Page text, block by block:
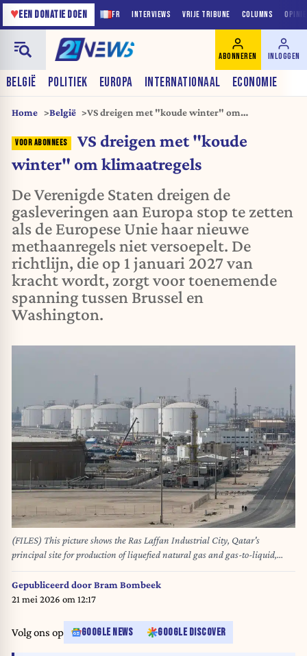
FR INTERVIEWS VRIJE TRIBUNE COLUMNS
♥EEN DONATIE DOEN
BELGIË POLITIEK EUROPA INTERNATIONAAL ECONOMIE
ABONNEREN INLOGGEN
Home België
VS dreigen met "koude winter" om
VS dreigen met "koude
winter" om klimaatregels
De Verenigde Staten dreigen de
gasleveringen aan Europa stop te zetten
als de Europese Unie haar nieuwe
methaanregels niet versoepelt. De
richtlijn, die op 1 januari 2027 van
kracht wordt, zorgt voor toenemende
spanning tussen Brussel en
Washington.
(FILES) This picture shows the Ras Laffan Industrial City, Qatar's
principal site for production of liquefied natural gas and gas-to-liquid,
administrated by Qatar Petroleum, some 80 kilometers (50 miles) north of
the capital Doha, on February 6, 2017. Tehran on March 19, 2026, has
carried out a series of attacks on Gulf energy sites, including on Qatar's
South Pars gas field -- part of the world's largest natural gas reservoir.
KARIM JAAFAR / AFP
Gepubliceerd doorBram Bombeek
21 mei 2026 om 12:17
Volg ons op GOOGLE NEWS GOOGLE DISCOVER